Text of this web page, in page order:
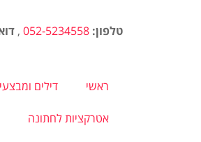
טלפון: 052-5234558
,
ראשי דילים
אטרקציות לחתונה